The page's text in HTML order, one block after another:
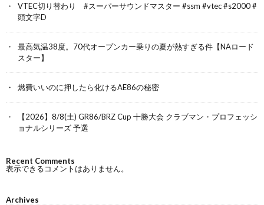
VTEC切り替わり #スーパーサウンドマスター #ssm #vtec #s2000 #
頭文字D
最高気温38度。70代オープンカー乗りの夏が熱すぎる件【NAロード
スター】
燃費いいのに押したら化けるAE86の秘密
【2026】8/8(土) GR86/BRZ Cup 十勝大会 クラブマン・プロフェッシ
ョナルシリーズ 予選
Recent Comments
表示できるコメントはありません。
Archives